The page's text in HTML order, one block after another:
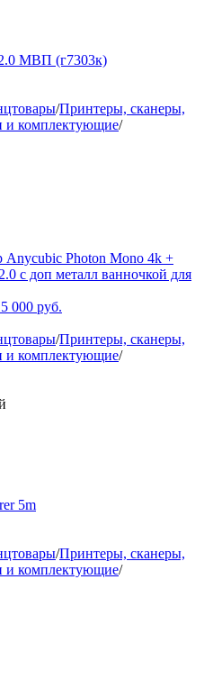
МВП (г7303к)
/Принтеры, сканеры,
и комплектующие/
Photon Mono 4k +
с доп металл ванночкой для
000 руб.
/Принтеры, сканеры,
и комплектующие/
5m
/Принтеры, сканеры,
и комплектующие/